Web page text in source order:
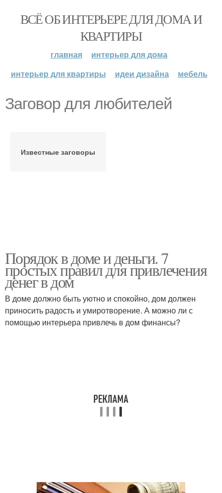
ВСЁ ОБ ИНТЕРЬЕРЕ ДЛЯ ДОМА И
КВАРТИРЫ
главная
интерьер для дома
интерьер для квартиры
идеи дизайна мебель
Заговор для любителей
Известные заговоры
Порядок в доме и деньги. 7
простых правил для привлечения
денег в дом
В доме должно быть уютно и спокойно, дом должен
приносить радость и умиротворение. А можно ли с
помощью интерьера привлечь в дом финансы?